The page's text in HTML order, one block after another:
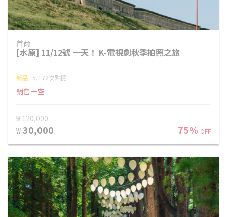
首爾
[水原] 11/12號 一天！ K-電視劇秋季拍照之旅
新品 5,172次點閱
銷售一空
₩ 120,000
₩30,000 75% OFF